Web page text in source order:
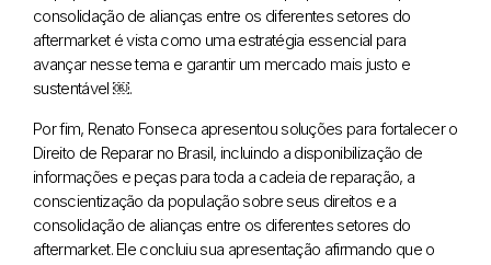
consolidação de alianças entre os diferentes setores do
aftermarket é vista como uma estratégia essencial para
avançar nesse tema e garantir um mercado mais justo e
sustentável ￼.
Por fim, Renato Fonseca apresentou soluções para fortalecer o
Direito de Reparar no Brasil, incluindo a disponibilização de
informações e peças para toda a cadeia de reparação, a
conscientização da população sobre seus direitos e a
consolidação de alianças entre os diferentes setores do
aftermarket. Ele concluiu sua apresentação afirmando que o